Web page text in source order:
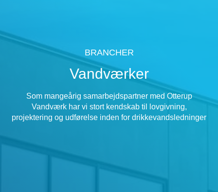
BRANCHER
Vandværker
Som mangeårig samarbejdspartner med Otterup
Vandværk har vi stort kendskab til lovgivning,
projektering og udførelse inden for drikkevandsledninger